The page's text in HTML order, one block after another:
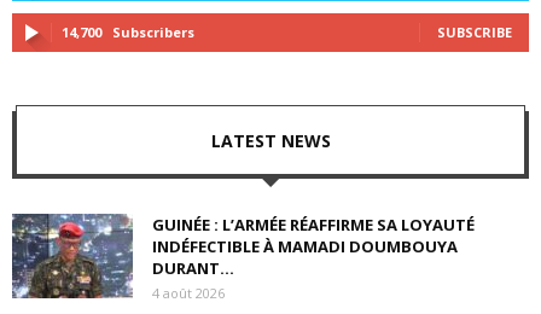
14,700 Subscribers SUBSCRIBE
LATEST NEWS
GUINÉE : L’ARMÉE RÉAFFIRME SA LOYAUTÉ
INDÉFECTIBLE À MAMADI DOUMBOUYA
DURANT...
4 août 2026